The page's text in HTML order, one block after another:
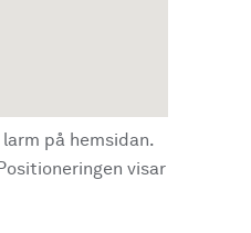
på hemsidan.
visar